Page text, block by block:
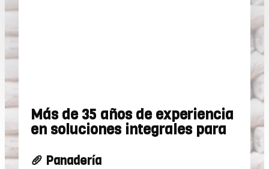
Más de 35 años de experiencia
en soluciones integrales para
🥖 Panadería